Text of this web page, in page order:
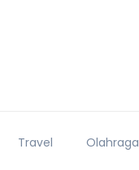
Travel Olahraga